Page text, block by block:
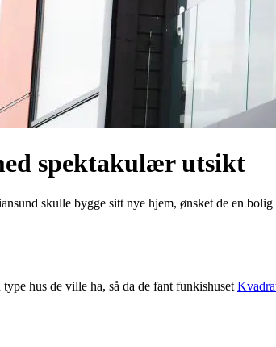
spektakulær utsikt
skulle bygge sitt nye hjem, ønsket de en
hus de ville ha, så da de fant funkishuset